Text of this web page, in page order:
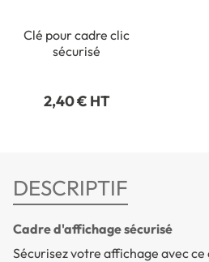
Clé pour cadre clic
sécurisé
2,40 € HT
DESCRIPTIF
Cadre d'affichage sécurisé
Sécurisez votre affichage avec ce